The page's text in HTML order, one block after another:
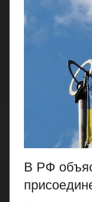
В РФ